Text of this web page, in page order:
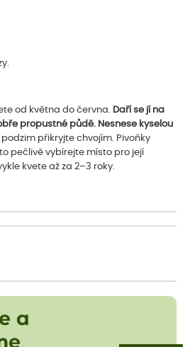
od května do června. Daří se jí na
propustné půdě. Nesnese kyselou
podzim přikryjte chvojím. Pivoňky
pečlivě vybírejte místo pro její
kvete až za 2–3 roky.
a